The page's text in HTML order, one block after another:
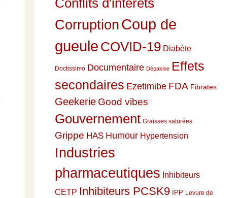
CorruptionCoup de
gueule COVID-19 Diabète
Doctissimo Documentaire Dépakine Effets
secondaires Ezetimibe FDA Fibrates
Geekerie Good vibes
Gouvernement Graisses saturées
Grippe HAS Humour Hypertension
Industries
pharmaceutiques Inhibiteurs
CETP Inhibiteurs PCSK9 IPP Levure de